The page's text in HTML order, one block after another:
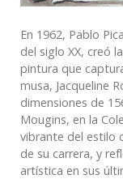
En 1962, Pablo
del siglo XX, creó
pintura que
musa, Jacqueline
dimensiones de
Mougins, en la
vibrante del estilo
de su carrera, y
artística en sus